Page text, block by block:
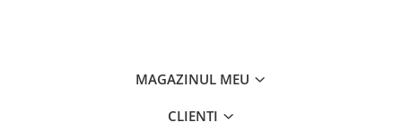
MAGAZINUL MEU
CLIENTI